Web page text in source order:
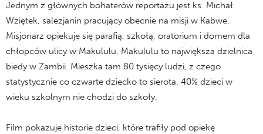
Jednym z głównych bohaterów reportażu jest ks. Michał
Wziętek, salezjanin pracujący obecnie na misji w Kabwe.
Misjonarz opiekuje się parafią, szkołą, oratorium i domem dla
chłopców ulicy w Makululu. Makululu to największa dzielnica
biedy w Zambii. Mieszka tam 80 tysięcy ludzi, z czego
statystycznie co czwarte dziecko to sierota. 40% dzieci w
wieku szkolnym nie chodzi do szkoły.
Film pokazuje historie dzieci, które trafiły pod opiekę